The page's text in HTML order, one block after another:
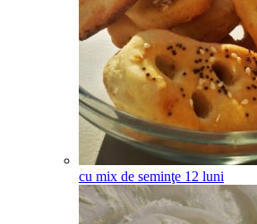
cu mix de seminţe 12 luni